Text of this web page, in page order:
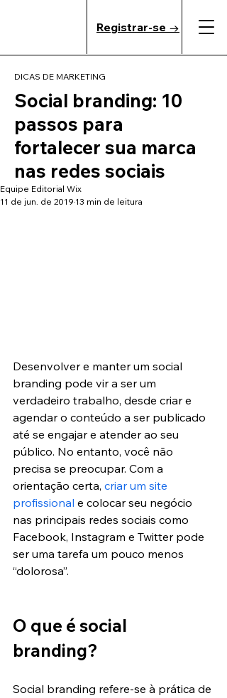
Registrar-se →
DICAS DE MARKETING
Social branding: 10
passos para
fortalecer sua marca
nas redes sociais
Equipe Editorial Wix
11 de jun. de 2019 13 min de leitura
Desenvolver e manter um social
branding pode vir a ser um
verdadeiro trabalho, desde criar e
agendar o conteúdo a ser publicado
até se engajar e atender ao seu
público. No entanto, você não
precisa se preocupar. Com a
orientação certa, criar um site
profissional e colocar seu negócio
nas principais redes sociais como
Facebook, Instagram e Twitter pode
ser uma tarefa um pouco menos
“dolorosa”.
O que é social
branding?
Social branding refere-se à prática de